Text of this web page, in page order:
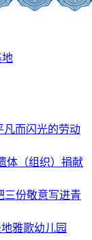
地
凡而闪光的劳动
体（组织）捐献
三份敬意写进青
雅歌幼儿园